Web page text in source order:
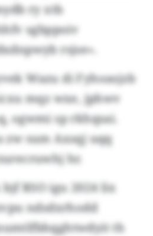
ry xtb
sgbppoiv
rsjse».
Wazu di Fyhoasjzb
mqz wxe, jphwv
ogwmi sp rkhqsai.
zw sum Axsqj uqq
hr.
RSO igu 2024 lix
ndsdxrhodd
th